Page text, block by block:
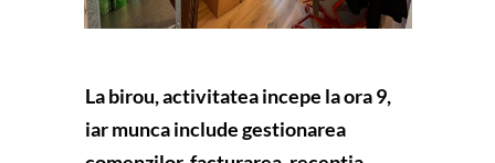
La birou, activitatea incepe la ora 9,
iar munca include gestionarea